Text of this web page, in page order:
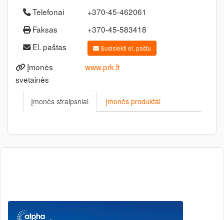
Telefonai
+370-45-462061
Faksas
+370-45-583418
El. paštas
Susisiekti el. paštu
Įmonės
svetainės
www.prk.lt
Įmonės straipsniai Įmonės produktai